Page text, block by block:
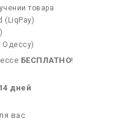
товара
(LiqPay)
Одессу)
БЕСПЛАТНО!
14 дней
вас